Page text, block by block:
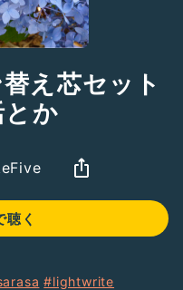
え芯セット
とか
聴く
#lightwrite